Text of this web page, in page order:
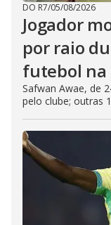
DO R7/05/08/2026
Jogador
por raio
futebol na
Safwan Awae, de
pelo clube; outras